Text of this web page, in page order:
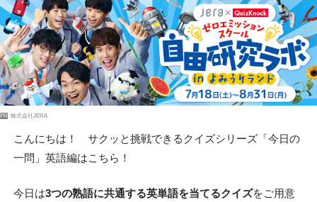
PR 株式会社JERA
こんにちは！ サクッと挑戦できるクイズシリーズ「今日の
一問」英語編はこちら！
今日は3つの熟語に共通する英単語を当てるクイズをご用意